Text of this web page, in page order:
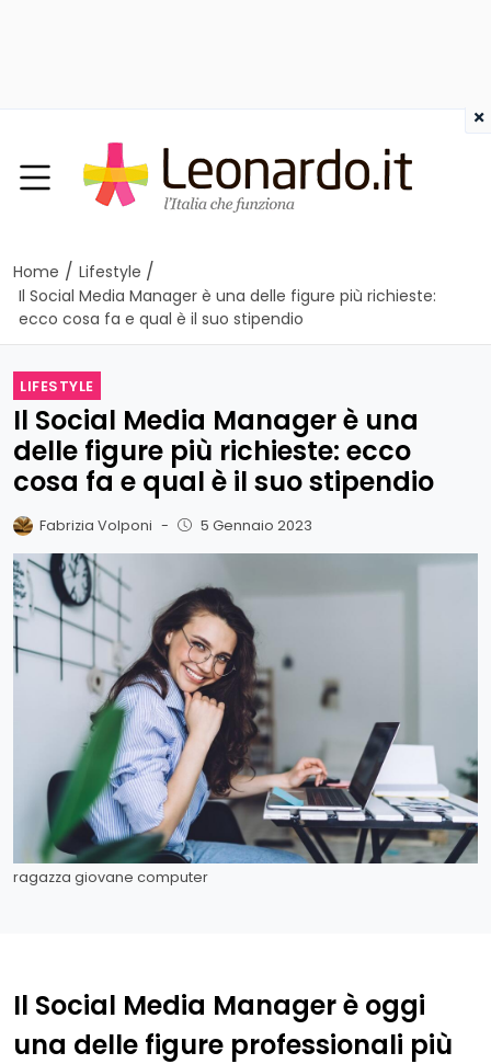
Home / Lifestyle /
Il Social Media Manager è una delle figure più richieste:
ecco cosa fa e qual è il suo stipendio
LIFESTYLE
Il Social Media Manager è una
delle figure più richieste: ecco
cosa fa e qual è il suo stipendio
Fabrizia Volponi - 5 Gennaio 2023
ragazza giovane computer
Il Social Media Manager è oggi
una delle figure professionali più
×